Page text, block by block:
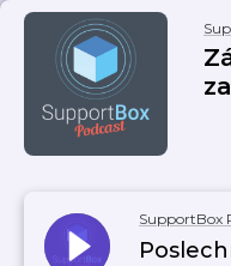
SupportBox